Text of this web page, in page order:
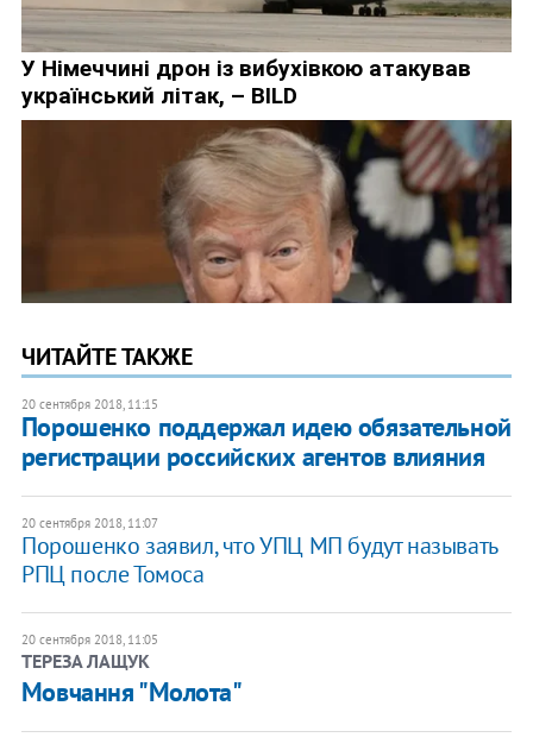
ЧИТАЙТЕ ТАКЖЕ
20 сентября 2018, 11:15
Порошенко поддержал идею обязательной
регистрации российских агентов влияния
20 сентября 2018, 11:07
Порошенко заявил, что УПЦ МП будут называть
РПЦ после Томоса
20 сентября 2018, 11:05
ТЕРЕЗА ЛАЩУК
Мовчання "Молота"